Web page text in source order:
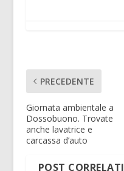
PRECEDENTE
Giornata ambientale a
Dossobuono. Trovate
anche lavatrice e
carcassa d’auto
POST CORRELATI